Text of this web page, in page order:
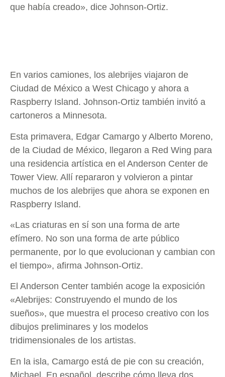
que había creado», dice Johnson-Ortiz.
En varios camiones, los alebrijes viajaron de
Ciudad de México a West Chicago y ahora a
Raspberry Island. Johnson-Ortiz también invitó a
cartoneros a Minnesota.
Esta primavera, Edgar Camargo y Alberto Moreno,
de la Ciudad de México, llegaron a Red Wing para
una residencia artística en el Anderson Center de
Tower View. Allí repararon y volvieron a pintar
muchos de los alebrijes que ahora se exponen en
Raspberry Island.
«Las criaturas en sí son una forma de arte
efímero. No son una forma de arte público
permanente, por lo que evolucionan y cambian con
el tiempo», afirma Johnson-Ortiz.
El Anderson Center también acoge la exposición
«Alebrijes: Construyendo el mundo de los
sueños», que muestra el proceso creativo con los
dibujos preliminares y los modelos
tridimensionales de los artistas.
En la isla, Camargo está de pie con su creación,
Michael. En español, describe cómo lleva dos